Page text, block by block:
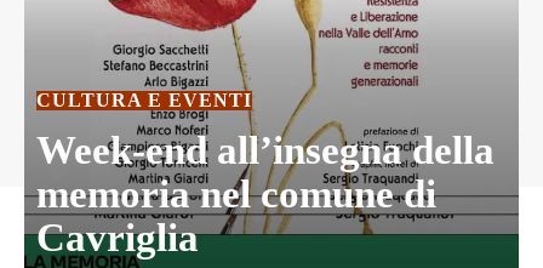
CULTURA E EVENTI
Week-end all’insegna della
memoria nel comune di
Cavriglia